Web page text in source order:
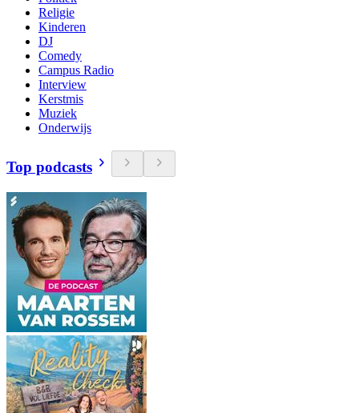
Religie
Kinderen
DJ
Comedy
Campus Radio
Interview
Kerstmis
Muziek
Onderwijs
Top podcasts